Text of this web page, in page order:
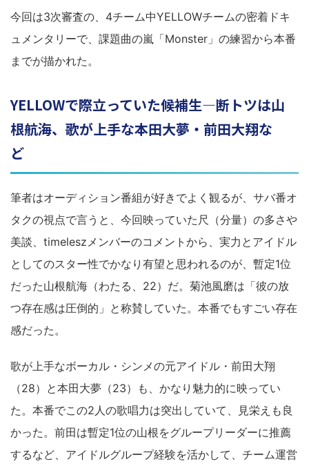
今回は3次審査の、4チーム中YELLOWチームの密着ドキ
ュメンタリーで、課題曲の嵐「Monster」の練習から本番
までが描かれた。
YELLOWで際立っていた候補生―断トツは山
根航海、歌が上手な本田大夢・前田大翔な
ど
筆者はオーディション番組が好きでよく観るが、サバ番オ
タクの視点で言うと、今回映っていた尺（分量）の多さや
美談、timeleszメンバーのコメントから、実力とアイドル
としてのスター性でかなり有望と思われるのが、暫定1位
だった山根航海（わたる、22）だ。菊池風磨は「彼の放
つ存在感は圧倒的」と称賛していた。本番でもすごい存在
感だった。
歌が上手なボーカル・シンメの元アイドル・前田大翔
（28）と本田大夢（23）も、かなり魅力的に映ってい
た。本番でこの2人の歌唱力は突出していて、見栄えも良
かった。前田は暫定1位の山根をグループリーダーに推薦
するなど、アイドルグループ経験を活かして、チーム運営